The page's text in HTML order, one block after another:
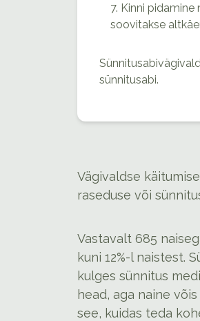
7. Kinni
soovitakse
sünnitusabi.
Vägivaldse
raseduse või
Vastavalt 685
kuni 12%-l naistest.
kulges sünnitus
head, aga naine
see, kuidas teda